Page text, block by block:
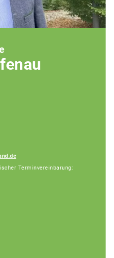
Terminvereinbarung: